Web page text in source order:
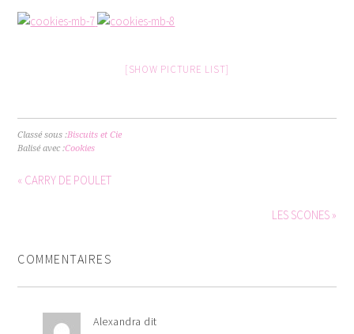
[SHOW PICTURE LIST]
Classé sous :Biscuits et Cie
Balisé avec :Cookies
« CARRY DE POULET
LES SCONES »
COMMENTAIRES
Alexandra dit